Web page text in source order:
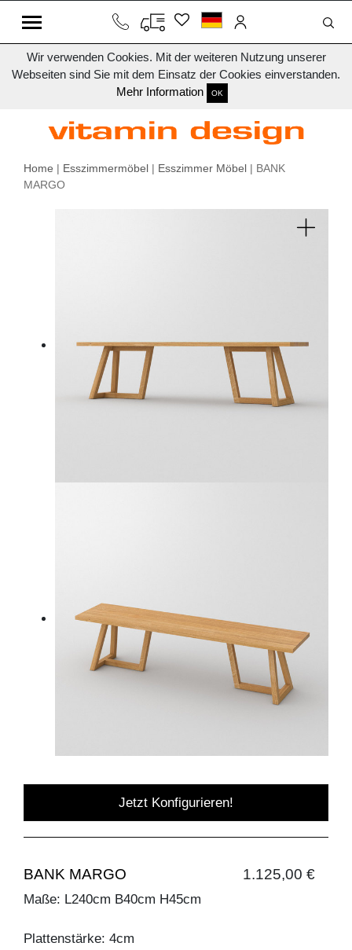
Wir verwenden Cookies. Mit der weiteren Nutzung unserer
Webseiten sind Sie mit dem Einsatz der Cookies einverstanden.
Mehr Information
OK
Home | Esszimmermöbel | Esszimmer Möbel | BANK
MARGO
Jetzt Konfigurieren!
BANK MARGO 1.125,00 €
Maße: L240cm B40cm H45cm
Plattenstärke: 4cm